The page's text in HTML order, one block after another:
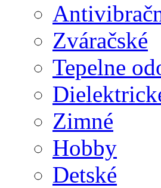
Zváračské
Tepelne
Zimné
Hobby
Detské